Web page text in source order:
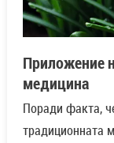
Приложение
медицина
Поради факта,
традиционната